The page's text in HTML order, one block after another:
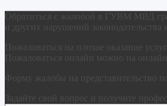
Обратиться с жалобой в ГУВМ МВД
и других нарушений
Пожаловаться на плохое оказание
Пожаловаться онлайн можно на
Форму жалобы на представительство
Задайте свой вопрос
и получите